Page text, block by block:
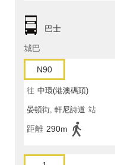
巴士
城巴
N90
往 中環(港澳碼頭)
晏頓街, 軒尼詩道 站
距離 290m